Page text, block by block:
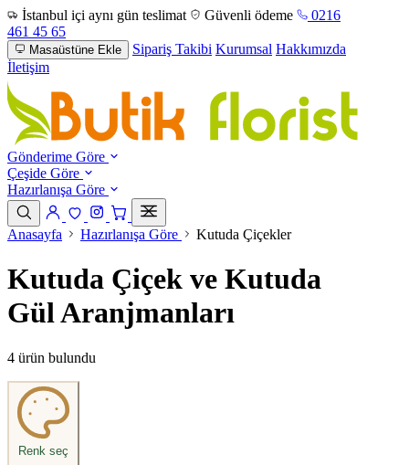
İstanbul içi aynı gün teslimat Güvenli ödeme
0216
461 45 65
Masaüstüne Ekle Sipariş Takibi Kurumsal Hakkımızda
İletişim
Gönderime Göre
Çeşide Göre
Hazırlanışa Göre
Anasayfa Hazırlanışa Göre Kutuda Çiçekler
Kutuda Çiçek ve Kutuda
Gül Aranjmanları
4 ürün bulundu
Renk seç